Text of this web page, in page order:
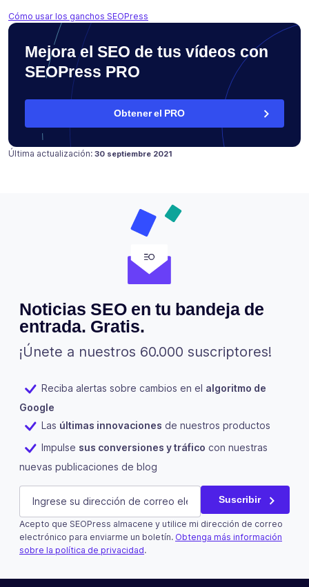
Cómo usar los ganchos SEOPress
Mejora el SEO de tus vídeos con
SEOPress PRO
Obtener el PRO
Última actualización: Publicado en
18 julio 2021
30 septiembre 2021
Noticias SEO en tu bandeja de
entrada. Gratis.
¡Únete a nuestros 60.000 suscriptores!
Reciba alertas sobre cambios en el algoritmo de
Google
Las últimas innovaciones de nuestros productos
Impulse sus conversiones y tráfico con nuestras
nuevas publicaciones de blog
Comments
Este campo es un campo de validación y debe quedar
E-mail (Obligatorio) Suscribir
Acepto que SEOPress almacene y utilice mi dirección de correo
electrónico para enviarme un boletín. Obtenga más información
sobre la política de privacidad.